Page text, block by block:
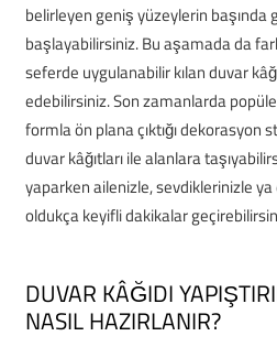
belirleyen geniş yüzeylerin başında
başlayabilirsiniz. Bu aşamada da
seferde uygulanabilir kılan duvar
edebilirsiniz. Son zamanlarda
formla ön plana çıktığı dekorasyon
duvar kâğıtları ile alanlara
yaparken ailenizle, sevdiklerinizle
oldukça keyifli dakikalar
DUVAR KÂĞIDI
NASIL HAZIRLANIR?